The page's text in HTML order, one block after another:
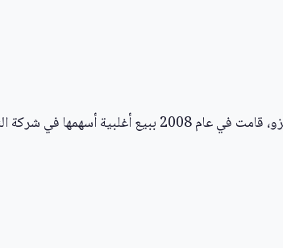
تجدر الإشارة إلى أن صربيا، التي بقيت من بين القلائل في أوروبا التي لم تفرض عقوبات على روسيا بعد الغزو،